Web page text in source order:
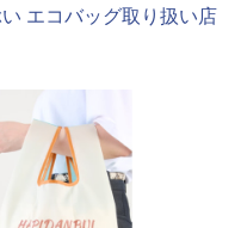
エコバッグ取り扱い店